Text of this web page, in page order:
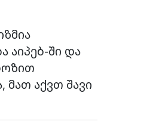
აიპებ-ში და
მათ აქვთ შავი